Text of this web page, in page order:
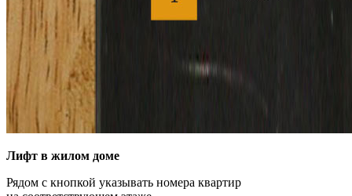
Лифт в жилом доме
Рядом с кнопкой указывать номера квартир